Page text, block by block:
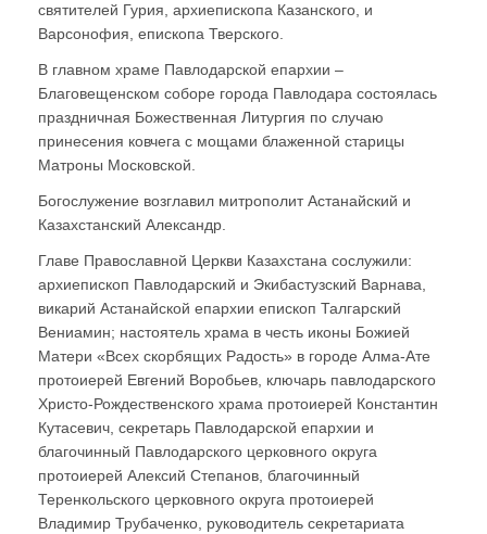
святителей Гурия, архиепископа Казанского, и
Варсонофия, епископа Тверского.
В главном храме Павлодарской епархии –
Благовещенском соборе города Павлодара состоялась
праздничная Божественная Литургия по случаю
принесения ковчега с мощами блаженной старицы
Матроны Московской.
Богослужение возглавил митрополит Астанайский и
Казахстанский Александр.
Главе Православной Церкви Казахстана сослужили:
архиепископ Павлодарский и Экибастузский Варнава,
викарий Астанайской епархии епископ Талгарский
Вениамин; настоятель храма в честь иконы Божией
Матери «Всех скорбящих Радость» в городе Алма-Ате
протоиерей Евгений Воробьев, ключарь павлодарского
Христо-Рождественского храма протоиерей Константин
Кутасевич, секретарь Павлодарской епархии и
благочинный Павлодарского церковного округа
протоиерей Алексий Степанов, благочинный
Теренкольского церковного округа протоиерей
Владимир Трубаченко, руководитель секретариата